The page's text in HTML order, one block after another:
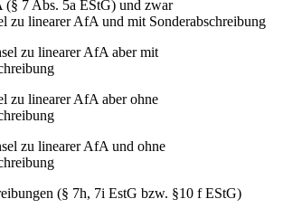
(§ 7 Abs. 5a EStG) und zwar
zu linearer AfA und mit Sonderabschreibung
zu linearer AfA aber mit
zu linearer AfA aber ohne
zu linearer AfA und ohne
(§ 7h, 7i EstG bzw. §10 f EStG)